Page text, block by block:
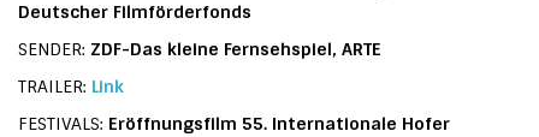
Deutscher Filmförderfonds
SENDER: ZDF-Das kleine Fernsehspiel, ARTE
TRAILER: Link
FESTIVALS: Eröffnungsfilm 55. Internationale Hofer